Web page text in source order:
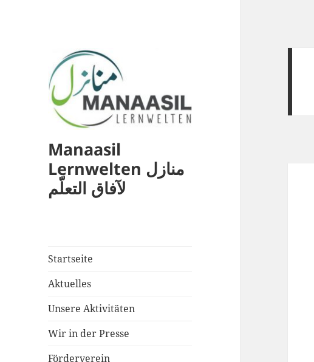
Manaasil
Lernwelten منازل
لآفاق التعلّم
Startseite
Aktuelles
Unsere Aktivitäten
Wir in der Presse
Förderverein